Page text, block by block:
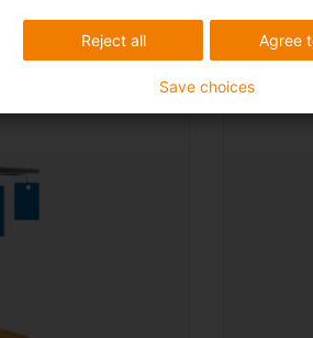
Agree
Reject all
Save choices